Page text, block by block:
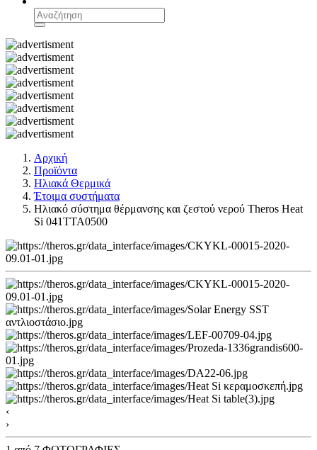
Αρχική
Προϊόντα
Ηλιακά Θερμικά
Έτοιμα συστήματα
Ηλιακό σύστημα θέρμανσης και ζεστού νερού Theros Heat
Si 041TTA0500
‹
›